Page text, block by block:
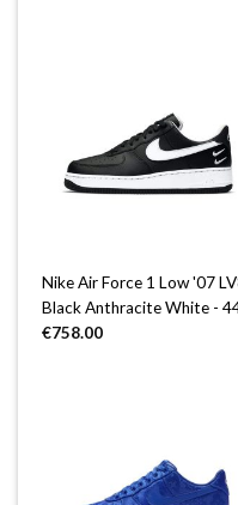
Nike Air Force 1 Low '07
Black Anthracite White -
€758.00